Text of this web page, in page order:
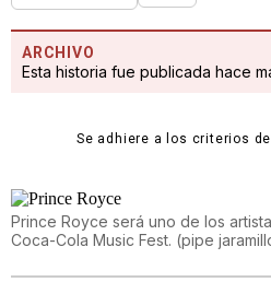
ARCHIVO
Esta historia fue publicada hace
Se adhiere a los criterios de
Prince Royce será uno de los
Coca-Cola Music Fest. (pipe